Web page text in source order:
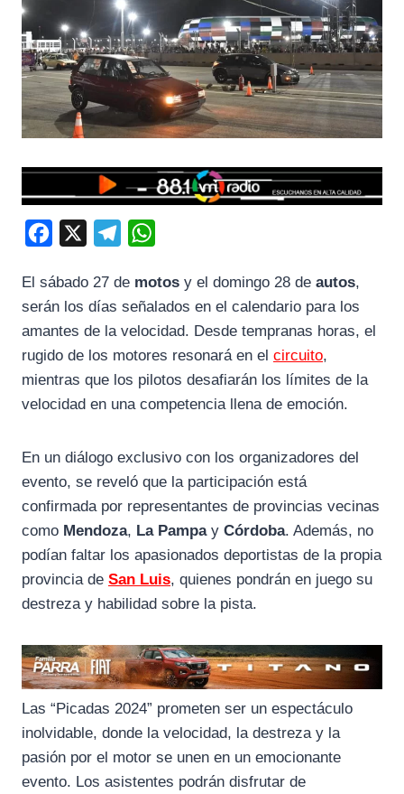
c
e
b
o
l
e
g
a
t
s
El sábado 27 de motos y el domingo 28 de autos,
serán los días señalados en el calendario para los
amantes de la velocidad. Desde tempranas horas, el
rugido de los motores resonará en el circuito,
mientras que los pilotos desafiarán los límites de la
velocidad en una competencia llena de emoción.
En un diálogo exclusivo con los organizadores del
evento, se reveló que la participación está
confirmada por representantes de provincias vecinas
como Mendoza, La Pampay Córdoba. Además, no
podían faltar los apasionados deportistas de la propia
provincia de San Luis, quienes pondrán en juego su
destreza y habilidad sobre la pista.
Las “Picadas 2024” prometen ser un espectáculo
inolvidable, donde la velocidad, la destreza y la
pasión por el motor se unen en un emocionante
evento. Los asistentes podrán disfrutar de